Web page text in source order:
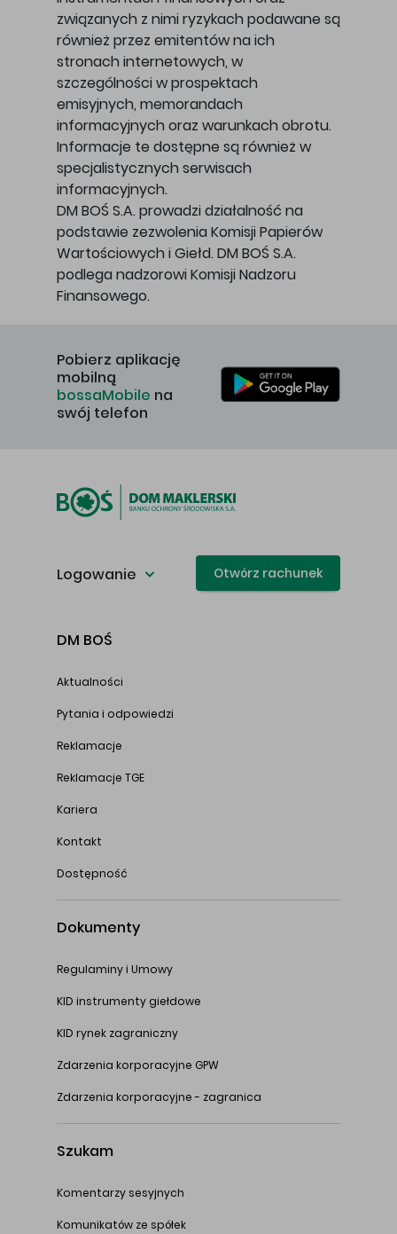
związanych z nimi ryzykach podawane są
również przez emitentów na ich
stronach internetowych, w
szczególności w prospektach
emisyjnych, memorandach
informacyjnych oraz warunkach obrotu.
Informacje te dostępne są również w
specjalistycznych serwisach
informacyjnych.
DM BOŚ S.A. prowadzi działalność na
podstawie zezwolenia Komisji Papierów
Wartościowych i Giełd. DM BOŚ S.A.
podlega nadzorowi Komisji Nadzoru
Finansowego.
Pobierz aplikację
mobilną
bossaMobile na
swój telefon
Logowanie Otwórz rachunek
DM BOŚ
Aktualności
Pytania i odpowiedzi
Reklamacje
Reklamacje TGE
Kariera
Kontakt
Dostępność
Dokumenty
Regulaminy i Umowy
KID instrumenty giełdowe
KID rynek zagraniczny
Zdarzenia korporacyjne GPW
Zdarzenia korporacyjne - zagranica
Szukam
Komentarzy sesyjnych
Komunikatów ze spółek